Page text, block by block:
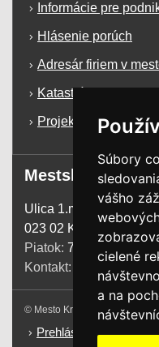
Súbory
vášho
cielené
a na
Informácie pre
Hlásenie porúch
Adresár firiem v
Katastrálna mapa
Projekty a dotácie
Mestský úrad
Ulica 1.mája 1255
023 02 Krásno n.
Piatok: 7:00 - 13:00
Kontakt:
+421 41 4385
© Mesto Krásno nad Kysucou.
Prehlásenie o